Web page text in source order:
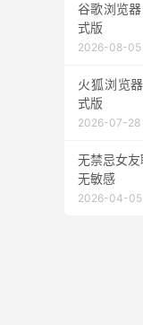
谷歌浏览
式版
2026-08-05
火狐浏览
式版
2026-07-28
无禁忌女
无敏感
2026-04-05